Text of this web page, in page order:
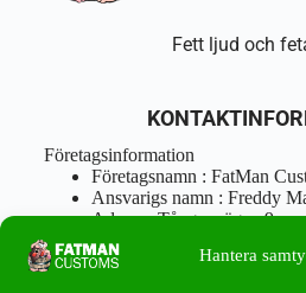
Hantera
Fett ljud och
Företagsinformation
Företagsnamn : FatMan
Ansvarigs namn : Freddy
Adress : Tångenvägen 9
Postnr : 417 46 Göteborg
Tel : 0762919666